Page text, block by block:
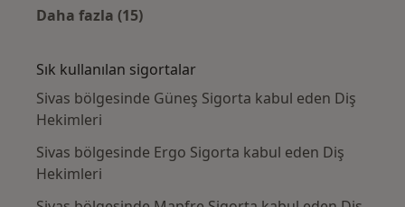
Daha fazla (15)
Sık kullanılan sigortalar
Sivas bölgesinde Güneş Sigorta kabul eden Diş
Hekimleri
Sivas bölgesinde Ergo Sigorta kabul eden Diş
Hekimleri